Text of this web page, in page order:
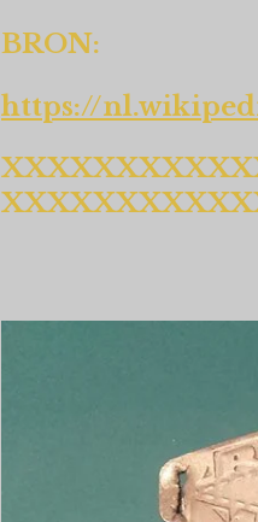
BRON:
https://